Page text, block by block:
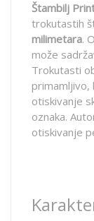
Štambilj
trokutastih
milimetara.
može
Trokutasti
primamljivo,
otiskivanje
oznaka.
otiskivanje